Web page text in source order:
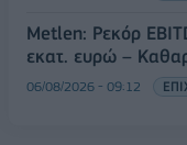
Metlen: Ρεκόρ
εκατ. ευρώ –
06/08/2026 - 09:12